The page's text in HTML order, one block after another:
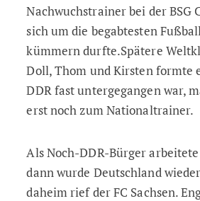
Nachwuchstrainer bei der BSG
sich um die begabtesten
kümmern durfte.Spätere
Doll, Thom und Kirsten formte
DDR fast untergegangen war,
erst noch zum Nationaltrainer.
Als Noch-DDR-Bürger
dann wurde Deutschland
daheim rief der FC Sachsen.